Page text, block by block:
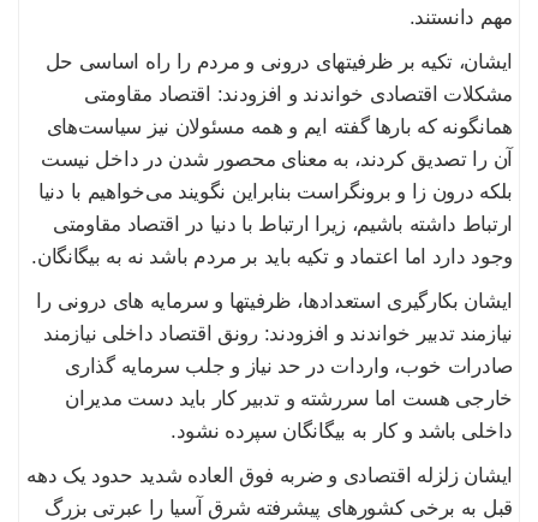
مهم دانستند.
ایشان، تکیه بر ظرفیتهای درونی و مردم را راه اساسی حل
مشکلات اقتصادی خواندند و افزودند: اقتصاد مقاومتی
همانگونه که بارها گفته ایم و همه مسئولان نیز سیاست‌های
آن را تصدیق کردند، به معنای محصور شدن در داخل نیست
بلکه درون زا و برونگراست بنابراین نگویند می‌خواهیم با دنیا
ارتباط داشته باشیم، زیرا ارتباط با دنیا در اقتصاد مقاومتی
وجود دارد اما اعتماد و تکیه باید بر مردم باشد نه به بیگانگان.
ایشان بکارگیری استعدادها، ظرفیتها و سرمایه های درونی را
نیازمند تدبیر خواندند و افزودند: رونق اقتصاد داخلی نیازمند
صادرات خوب، واردات در حد نیاز و جلب سرمایه گذاری
خارجی هست اما سررشته و تدبیر کار باید دست مدیران
داخلی باشد و کار به بیگانگان سپرده نشود.
ایشان زلزله اقتصادی و ضربه فوق العاده شدید حدود یک دهه
قبل به برخی کشورهای پیشرفته شرق آسیا را عبرتی بزرگ